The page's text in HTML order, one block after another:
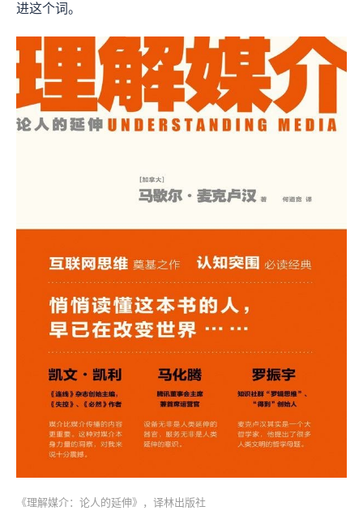
进这个词。
《理解媒介：论人的延伸》，译林出版社